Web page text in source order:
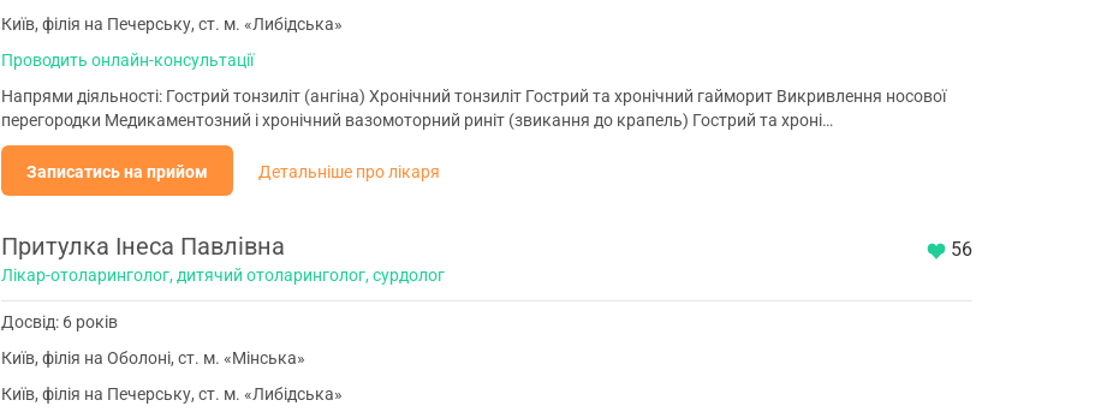
Київ, філія на Печерську, ст. м. «Либідська»
Проводить онлайн-консультації
Напрями діяльності: Гострий тонзиліт (ангіна) Хронічний тонзиліт Гострий та хронічний гайморит Викривлення носової
перегородки Медикаментозний і хронічний вазомоторний риніт (звикання до крапель) Гострий та хроні…
Записатись на прийом Детальніше про лікаря
56
Притулка Інеса Павлівна
Лікар-отоларинголог, дитячий отоларинголог, сурдолог
Досвід: 6 років
Київ, філія на Оболоні, ст. м. «Мінська»
Київ, філія на Печерську, ст. м. «Либідська»